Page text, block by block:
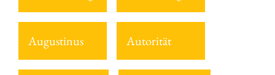
Augustinus Autorität